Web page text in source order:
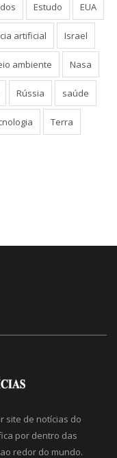
Estudo EUA
artificial Israel
ambiente Nasa
Rússia saúde
Terra
site de notícias do
por dentro das
redor do mundo.